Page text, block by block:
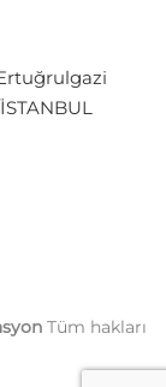
Tüm hakları